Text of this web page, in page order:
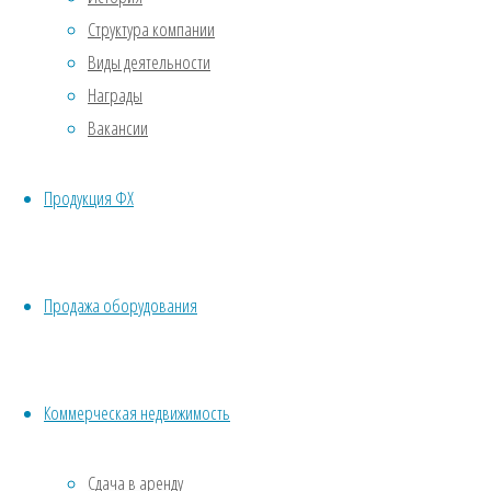
Структура компании
Виды деятельности
Награды
Вакансии
Продукция ФХ
Продажа оборудования
Коммерческая недвижимость
Сдача в аренду
опалубки
б/у
Стойку